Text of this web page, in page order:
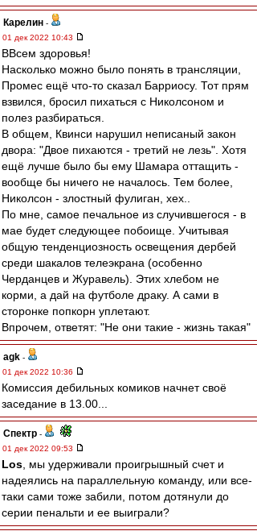
Карелин -
01 дек 2022 10:43
ВВсем здоровья!
Насколько можно было понять в трансляции,
Промес ещё что-то сказал Барриосу. Тот прям
взвился, бросил пихаться с Николсоном и
полез разбираться.
В общем, Квинси нарушил неписаный закон
двора: "Двое пихаются - третий не лезь". Хотя
ещё лучше было бы ему Шамара оттащить -
вообще бы ничего не началось. Тем более,
Николсон - злостный фулиган, хех..
По мне, самое печальное из случившегося - в
мае будет следующее побоище. Учитывая
общую тенденциозность освещения дербей
среди шакалов телеэкрана (особенно
Черданцев и Журавель). Этих хлебом не
корми, а дай на футболе драку. А сами в
сторонке попкорн уплетают.
Впрочем, ответят: "Не они такие - жизнь такая"
agk -
01 дек 2022 10:36
Комиссия дебильных комиков начнет своё
заседание в 13.00...
Спектр -
01 дек 2022 09:53
Los , мы удерживали проигрышный счет и
надеялись на параллельную команду, или все-
таки сами тоже забили, потом дотянули до
серии пенальти и ее выиграли?